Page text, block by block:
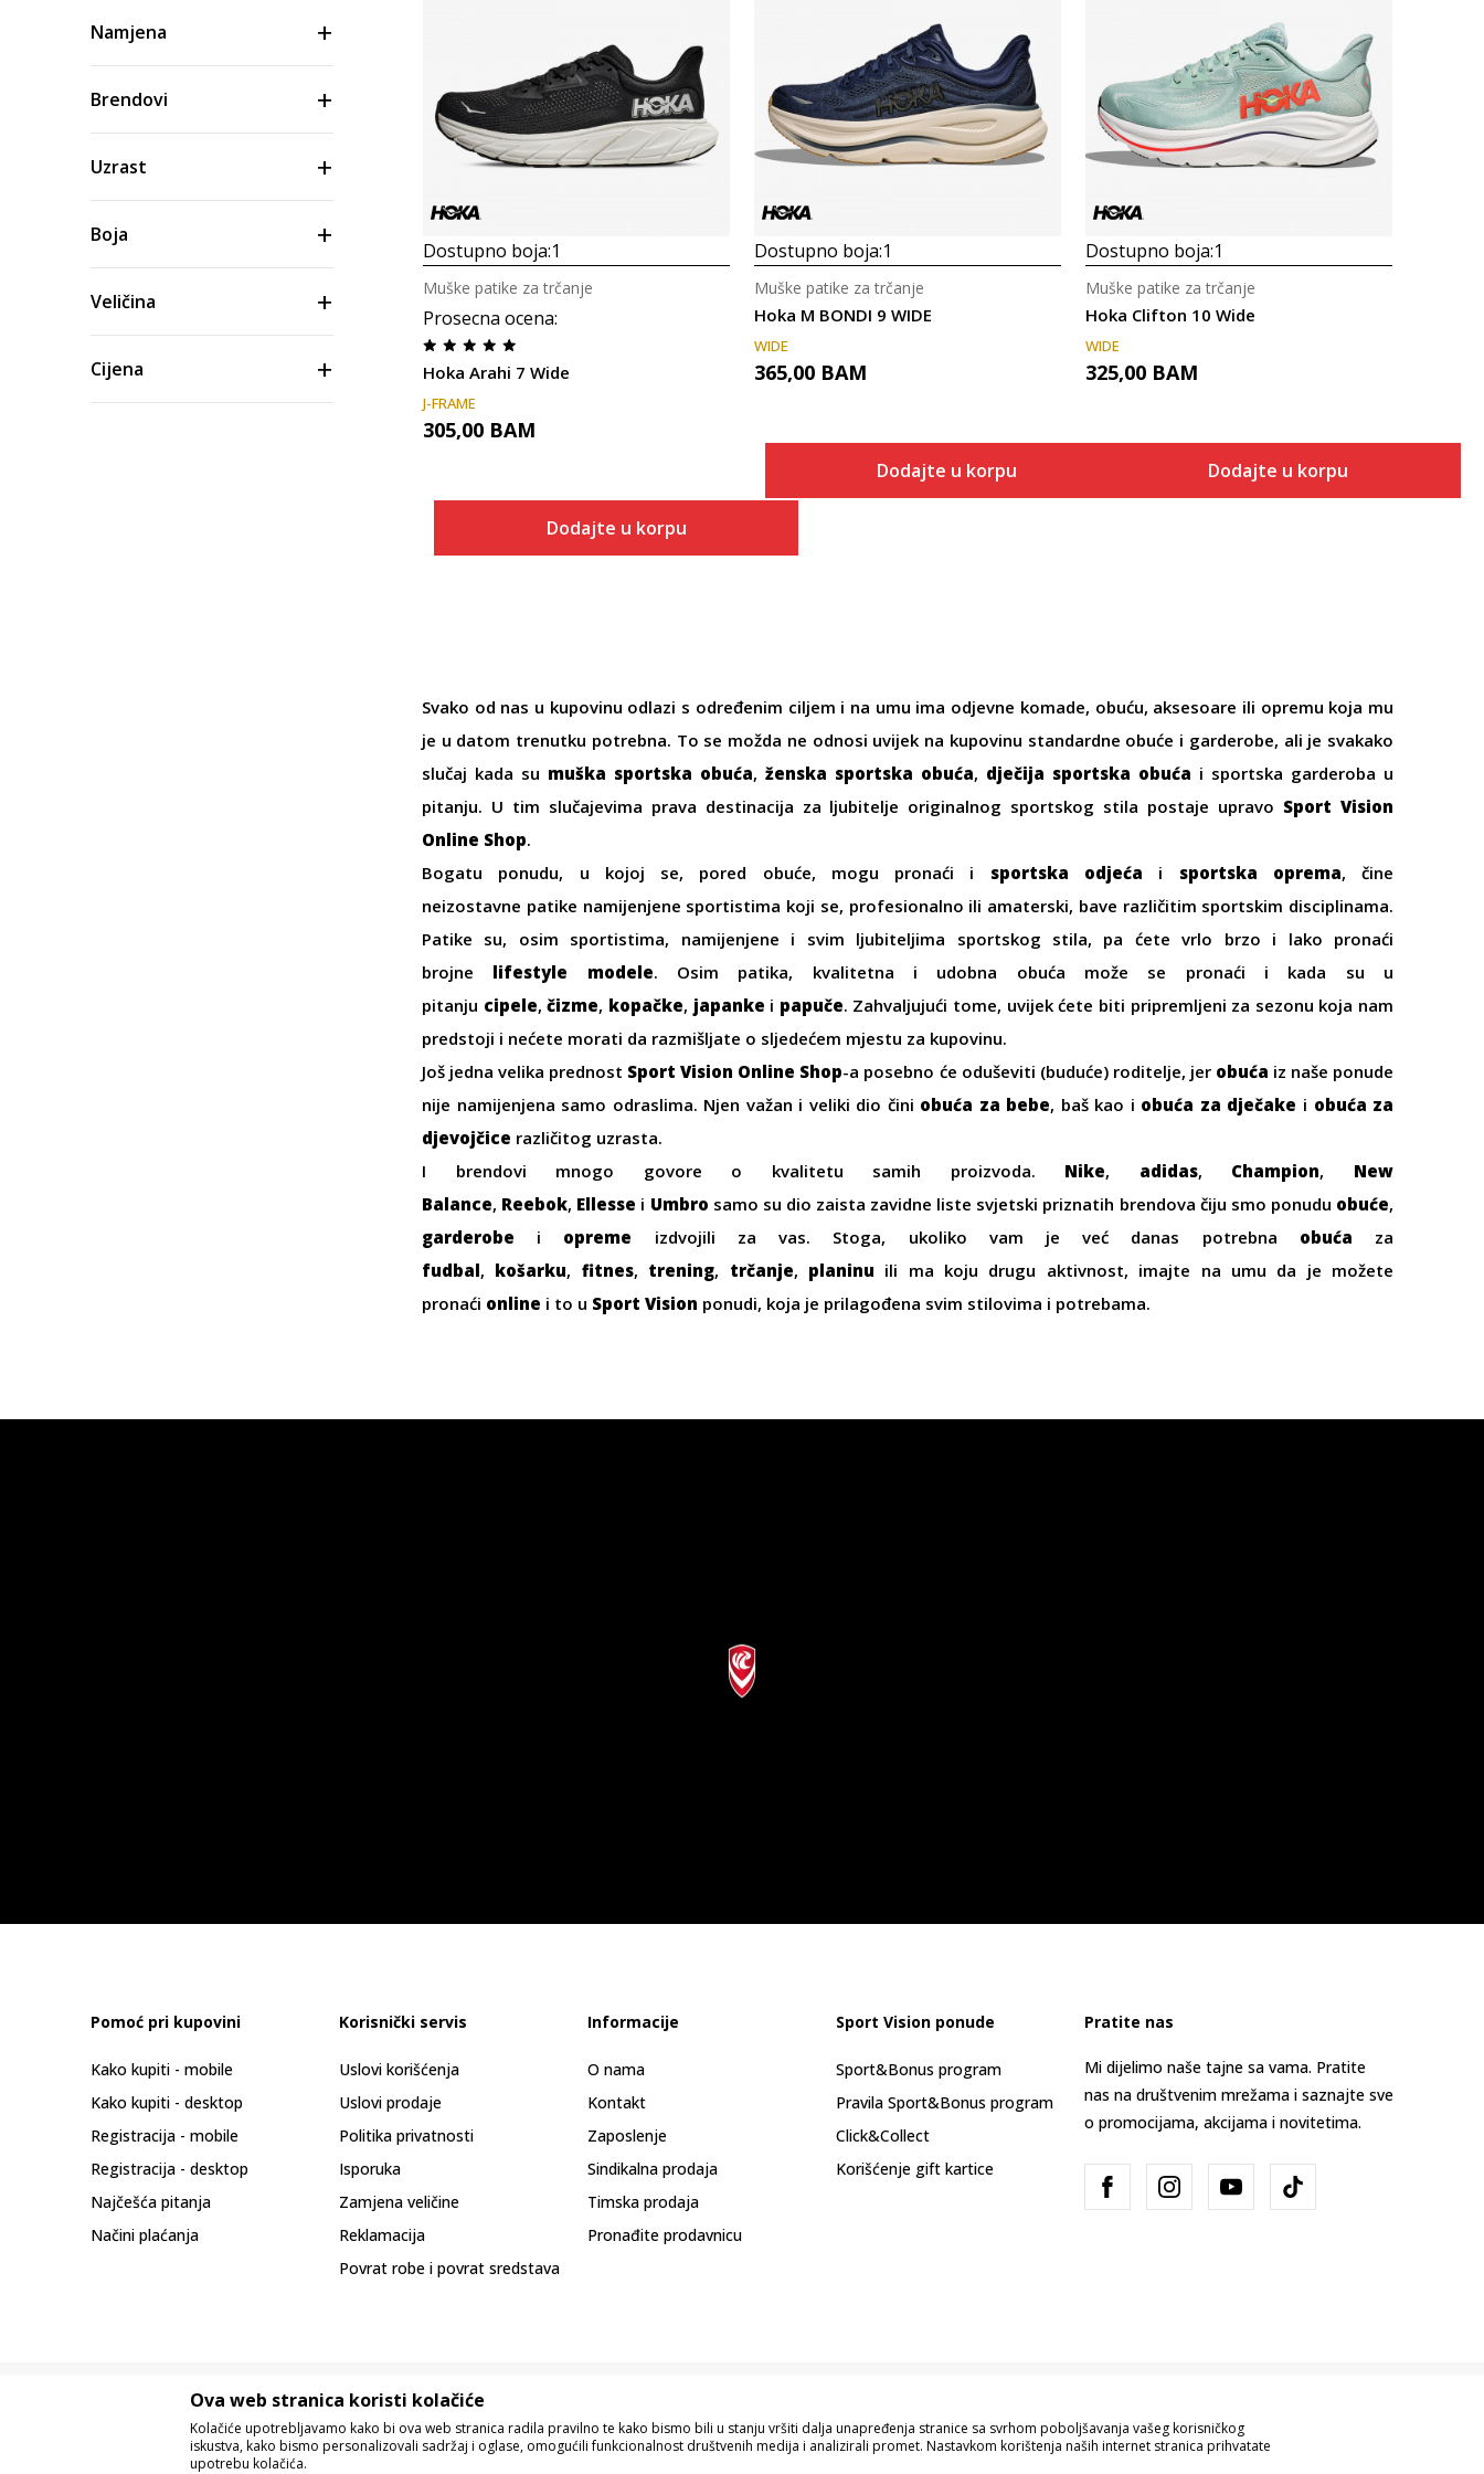
Namjena
Brendovi
Uzrast
Boja
Veličina
Cijena
Uporedi
Dostupno boja:1
Prosecna ocena:
Hoka Arahi 7 Wide
Muške patike za trčanje
J-FRAME
305,00 BAM
Dodajte u korpu
Uporedi
Dostupno boja:1
Hoka M BONDI 9 WIDE
Muške patike za trčanje
WIDE
365,00 BAM
Dodajte u korpu
Uporedi
Dostupno boja:1
Hoka Clifton 10 Wide
Muške patike za trčanje
WIDE
325,00 BAM
Dodajte u korpu
Svako od nas u kupovinu odlazi s određenim ciljem i na umu ima odjevne komade, obuću, aksesoare ili opremu koja mu
je u datom trenutku potrebna. To se možda ne odnosi uvijek na kupovinu standardne obuće i garderobe, ali je svakako
slučaj kada su muška sportska obuća, ženska sportska obuća, dječija sportska obuća i sportska garderoba u
pitanju. U tim slučajevima prava destinacija za ljubitelje originalnog sportskog stila postaje upravo Sport Vision
Online Shop.
Bogatu ponudu, u kojoj se, pored obuće, mogu pronaći i sportska odjeća i sportska oprema, čine
neizostavne patike namijenjene sportistima koji se, profesionalno ili amaterski, bave različitim sportskim disciplinama.
Patike su, osim sportistima, namijenjene i svim ljubiteljima sportskog stila, pa ćete vrlo brzo i lako pronaći
brojne lifestyle modele. Osim patika, kvalitetna i udobna obuća može se pronaći i kada su u
pitanju cipele,čizme, kopačke, japanke i papuče. Zahvaljujući tome, uvijek ćete biti pripremljeni za sezonu koja nam
predstoji i nećete morati da razmišljate o sljedećem mjestu za kupovinu.
Još jedna velika prednost Sport Vision Online Shop-a posebno će oduševiti (buduće) roditelje, jer obuća iz naše ponude
nije namijenjena samo odraslima. Njen važan i veliki dio čini obuća za bebe, baš kao i obuća za dječake i obuća za
djevojčice različitog uzrasta.
I brendovi mnogo govore o kvalitetu samih proizvoda. Nike, adidas, Champion, New
Balance, Reebok, Ellesse i Umbro samo su dio zaista zavidne liste svjetski priznatih brendova čiju smo ponudu obuće,
garderobe i opreme izdvojili za vas. Stoga, ukoliko vam je već danas potrebna obuća za
fudbal, košarku, fitnes, trening, trčanje, planinu ili ma koju drugu aktivnost, imajte na umu da je možete
pronaći online i to u Sport Vision ponudi, koja je prilagođena svim stilovima i potrebama.
Pomoć pri kupovini
Kako kupiti - mobile
Kako kupiti - desktop
Registracija - mobile
Registracija - desktop
Najčešća pitanja
Načini plaćanja
Korisnički servis
Uslovi korišćenja
Uslovi prodaje
Politika privatnosti
Isporuka
Zamjena veličine
Reklamacija
Povrat robe i povrat sredstava
Informacije
O nama
Kontakt
Zaposlenje
Sindikalna prodaja
Timska prodaja
Pronađite prodavnicu
Sport Vision ponude
Sport&Bonus program
Pravila Sport&Bonus program
Click&Collect
Korišćenje gift kartice
Pratite nas
Mi dijelimo naše tajne sa vama. Pratite
nas na društvenim mrežama i saznajte sve
o promocijama, akcijama i novitetima.
Nastojimo da budemo što precizniji u opisu proizvoda, prikazu slika i samih cijena, ali ne možemo garantovati da su sve informacije kompletne i bez grešaka.
Ova web stranica koristi kolačiće
Kolačiće upotrebljavamo kako bi ova web stranica radila pravilno te kako bismo bili u stanju vršiti dalja unapređenja stranice sa svrhom poboljšavanja vašeg korisničkog
iskustva, kako bismo personalizovali sadržaj i oglase, omogućili funkcionalnost društvenih medija i analizirali promet. Nastavkom korištenja naših internet stranica prihvatate
upotrebu kolačića.